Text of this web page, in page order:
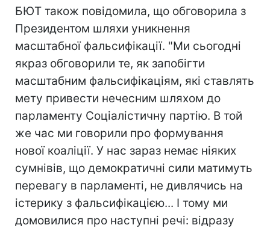
БЮТ також повідомила, що обговорила з
Президентом шляхи уникнення
масштабної фальсифікації. "Ми сьогодні
якраз обговорили те, як запобігти
масштабним фальсифікаціям, які ставлять
мету привести нечесним шляхом до
парламенту Соціалістичну партію. В той
же час ми говорили про формування
нової коаліції. У нас зараз немає ніяких
сумнівів, що демократичні сили матимуть
перевагу в парламенті, не дивлячись на
істерику з фальсифікацією... І тому ми
домовилися про наступні речі: відразу